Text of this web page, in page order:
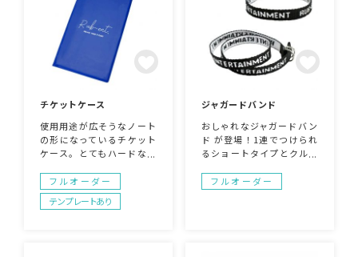
チケットケース
使用用途が広そうなノート
の形になっているチケット
ケース。とてもハードなケ
モをする際の台にも使用で
きます。
フルオーダー
テンプレートあり
ジャガードバンド
おしゃれなジャガードバン
ド が登場！1連でつけられ
るショートタイプとクルク
きるロングタイプの2種
類。カジュアルなコーデに
フルオーダー